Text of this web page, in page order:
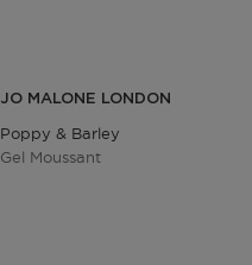
JO MALONE LONDON
Poppy & Barley
Gel Moussant